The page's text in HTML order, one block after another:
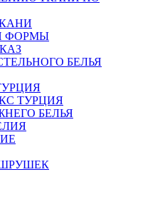
ФОРМЫ
БЕЛЬЯ
ТУРЦИЯ
БЕЛЬЯ